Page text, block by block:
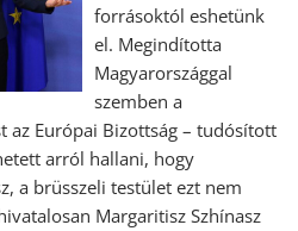
forrásoktól eshetünk
el. Megindította
Magyarországgal
szemben a
az Európai Bizottság – tudósított
arról hallani, hogy
a brüsszeli testület ezt nem
Margaritisz Szhínasz